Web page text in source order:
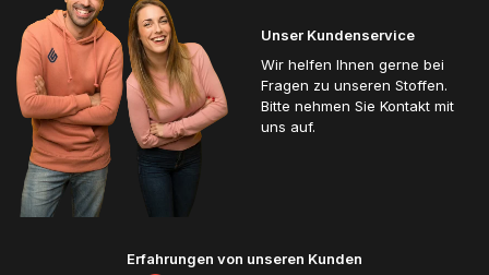
Unser Kundenservice
Wir helfen Ihnen gerne bei
Fragen zu unseren Stoffen.
Bitte nehmen Sie Kontakt mit
uns auf.
Erfahrungen von unseren Kunden